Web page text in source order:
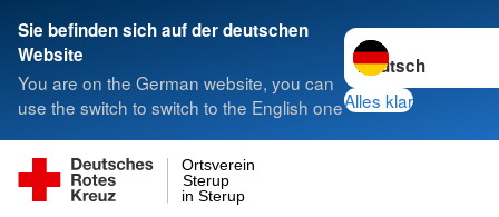
Sie befinden sich auf der deutschen
Website
You are on the German website, you can
use the switch to switch to the English one
Sprache wechseln
Alles klar
in Sterup
Sterup
Ortsverein